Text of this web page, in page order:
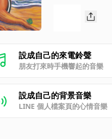
設成自己的來電鈴聲
朋友打來時手機響起的音樂
設成自己的背景音樂
LINE 個人檔案頁的心情音樂